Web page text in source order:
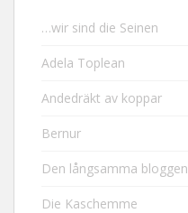
…wir sind die Seinen
Adela Toplean
Andedräkt av koppar
Bernur
Den långsamma bloggen
Die Kaschemme